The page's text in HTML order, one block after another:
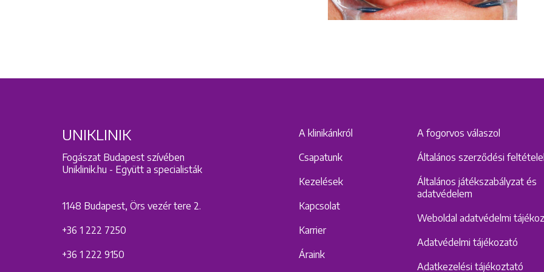
Keresés
UNIKLINIK
Fogászat Budapest szívében
Uniklinik.hu - Együtt a specialisták
1148 Budapest, Örs vezér tere 2.
+36 1 222 7250
+36 1 222 9150
A klinikánkról
Csapatunk
Kezelések
Kapcsolat
Karrier
Áraink
A fogorvos válaszol
Általános szerződési
Általános játékszabályzat és
adatvédelem
Weboldal adatvédelmi
Adatvédelmi tájékozató
Adatkezelési tájékoztató